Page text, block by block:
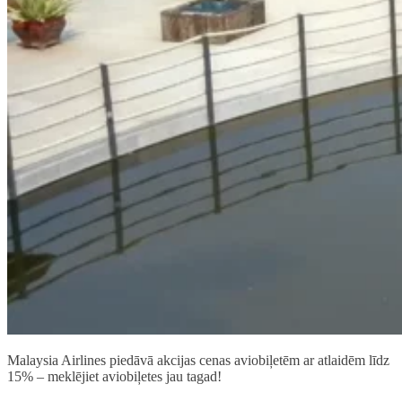
Malaysia Airlines piedāvā akcijas cenas aviobiļetēm ar atlaidēm līdz
15% – meklējiet aviobiļetes jau tagad!